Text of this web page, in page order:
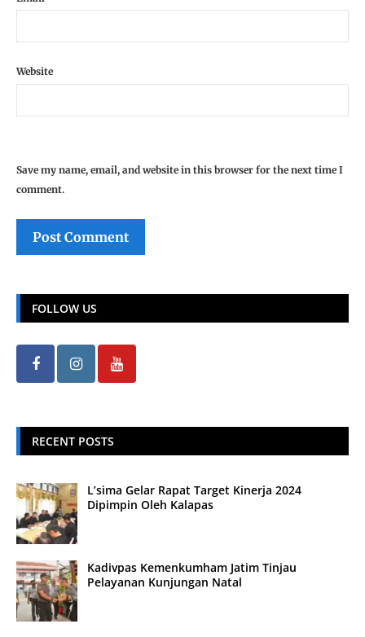
Website
Save my name, email, and website in this browser for the next time I
comment.
FOLLOW US
RECENT POSTS
L’sima Gelar Rapat Target Kinerja 2024
Dipimpin Oleh Kalapas
Kadivpas Kemenkumham Jatim Tinjau
Pelayanan Kunjungan Natal